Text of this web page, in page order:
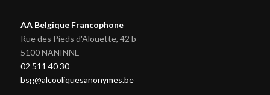
AA Belgique Francophone
Rue des Pieds d'Alouette, 42 b
5100 NANINNE
02 511 40 30
bsg@alcooliquesanonymes.be